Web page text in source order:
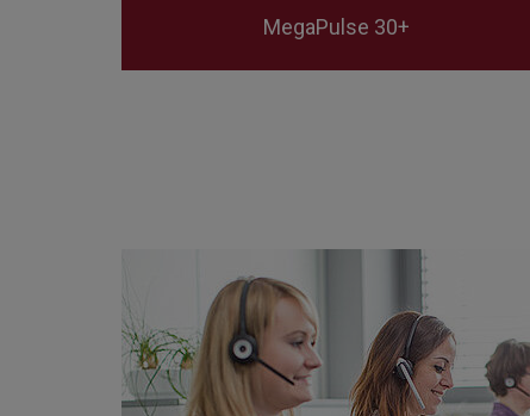
MegaPulse 30+